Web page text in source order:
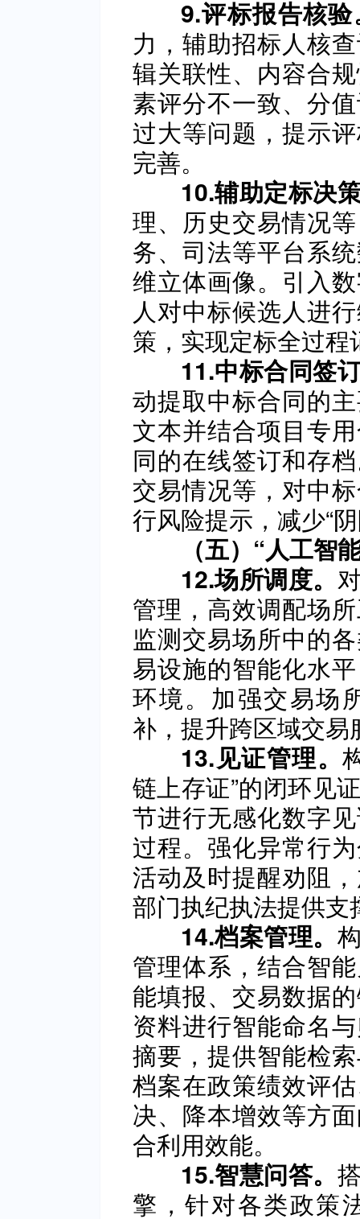
9.评标报告核
力，辅助招标人核
辑关联性、内容合
素评分不一致、分
过大等问题，提示
完善。
10.辅助定标决
理、历史交易情况
务、司法等平台系
维立体画像。引入
人对中标候选人进
策，实现定标全过
11.中标合同签
动提取中标合同的
文本并结合项目专
同的在线签订和存
交易情况等，对中
行风险提示，减少“
（五）“人工智
12.场所调度。
管理，高效调配场
监测交易场所中的
易设施的智能化水
环境。加强交易场
补，提升跨区域交
13.见证管理。
链上存证”的闭环见
节进行无感化数字
过程。强化异常行
活动及时提醒劝阻
部门执纪执法提供支
14.档案管理。
管理体系，结合智
能填报、交易数据
资料进行智能命名
摘要，提供智能检
档案在政策绩效评
决、降本增效等方
合利用效能。
15.智慧问答。
擎，针对各类政策